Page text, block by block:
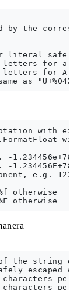
the
literal safely
letters for a-f
letters for A-F
with
e.g.
otherwise
the string
escaped
per